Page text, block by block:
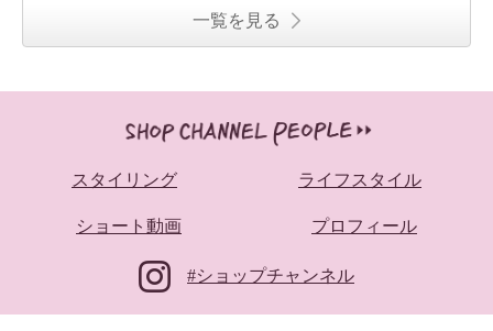
一覧を見る
スタイリング ライフスタイル
ショート動画 プロフィール
#ショップチャンネル